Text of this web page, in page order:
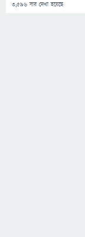
3,596 বার দেখা হয়েছে